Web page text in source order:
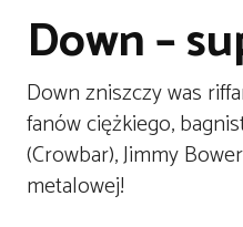
Down –
Down zniszczy was
fanów ciężkiego,
(Crowbar), Jimmy
metalowej!